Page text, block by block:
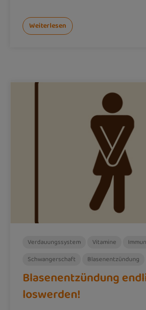
Weiterlesen
Verdauungssystem Vitamine
Schwangerschaft
Blasenentzündung
Blasenentzündung
loswerden!